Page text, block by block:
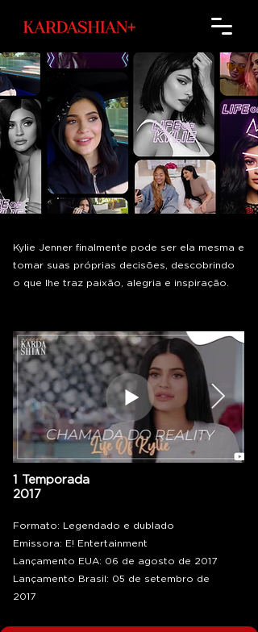
Kylie Jenner finalmente pode ser ela mesma e
tomar suas próprias decisões, descobrindo
o que lhe traz paixão, alegria e inspiração.
1 Temporada
2017
Formato: Legendado e dublado
Emissora: E! Entertainment
Lançamento EUA: 06 de agosto de 2017
Lançamento Brasil: 05 de setembro de
2017